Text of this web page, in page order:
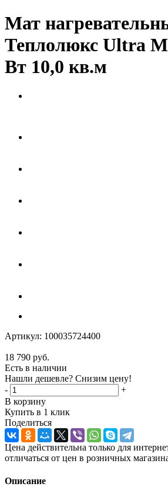
Мат
Теплолюкс Ultra
Вт 10,0 кв.м
Артикул: 100035724400
18 790 руб.
Есть в наличии
Нашли дешевле? Снизим цену!
-
+
В корзину
Купить в 1 клик
Поделиться
Цена действительна только для
отличаться от цен в розничных
Описание